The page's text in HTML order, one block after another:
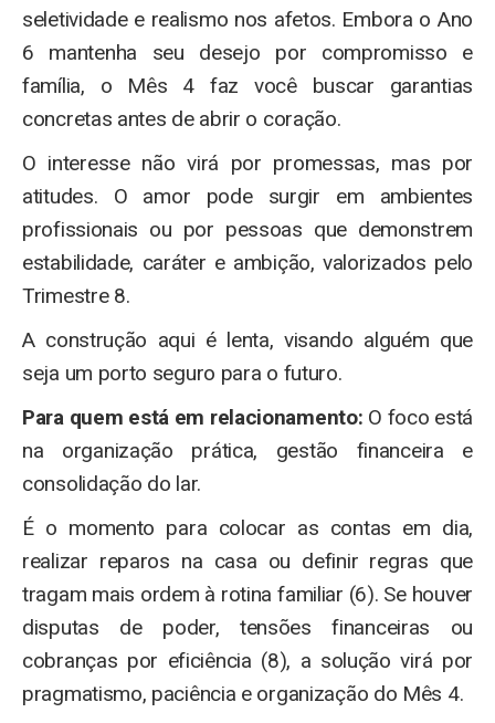
seletividade e realismo nos afetos. Embora o Ano
6 mantenha seu desejo por compromisso e
família, o Mês 4 faz você buscar garantias
concretas antes de abrir o coração.
O interesse não virá por promessas, mas por
atitudes. O amor pode surgir em ambientes
profissionais ou por pessoas que demonstrem
estabilidade, caráter e ambição, valorizados pelo
Trimestre 8.
A construção aqui é lenta, visando alguém que
seja um porto seguro para o futuro.
Para quem está em relacionamento: O foco está
na organização prática, gestão financeira e
consolidação do lar.
É o momento para colocar as contas em dia,
realizar reparos na casa ou definir regras que
tragam mais ordem à rotina familiar (6). Se houver
disputas de poder, tensões financeiras ou
cobranças por eficiência (8), a solução virá por
pragmatismo, paciência e organização do Mês 4.